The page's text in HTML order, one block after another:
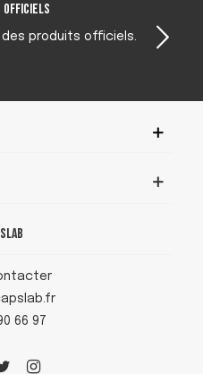
officiels
des produits officiels.
66 97